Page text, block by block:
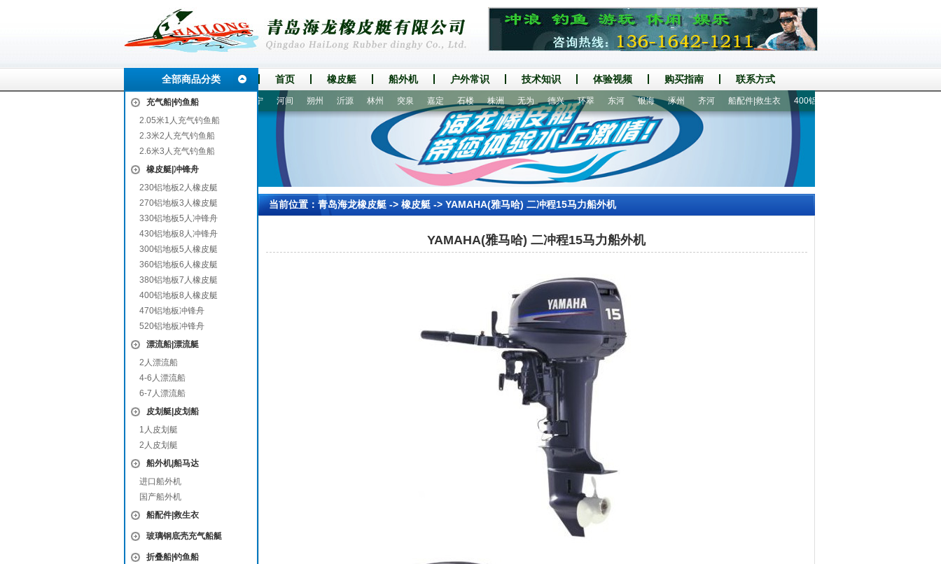
全部商品分类 首页 橡皮艇 船外机 户外常识 技术知识 体验视频 购买指南 联系方式
充气船|钓鱼船
2.05米1人充气钓鱼船
2.3米2人充气钓鱼船
2.6米3人充气钓鱼船
橡皮艇|冲锋舟
230铝地板2人橡皮艇
270铝地板3人橡皮艇
330铝地板5人冲锋舟
430铝地板8人冲锋舟
300铝地板5人橡皮艇
360铝地板6人橡皮艇
380铝地板7人橡皮艇
400铝地板8人橡皮艇
470铝地板冲锋舟
520铝地板冲锋舟
漂流船|漂流艇
2人漂流船
4-6人漂流船
6-7人漂流船
皮划艇|皮划船
1人皮划艇
2人皮划艇
船外机|船马达
进口船外机
国产船外机
船配件|救生衣
玻璃钢底壳充气船艇
折叠船|钓鱼船
定南 襄垣 河间 朔州 沂源 林州 突泉 嘉定 石楼 株洲 无为 德兴 环翠 东河 银海 涿州 齐河 船配件|救生衣 400铝地板8人橡皮艇
当前位置： 青岛海龙橡皮艇-> 橡皮艇-> YAMAHA(雅马哈) 二冲程15马力船外机
YAMAHA(雅马哈) 二冲程15马力船外机